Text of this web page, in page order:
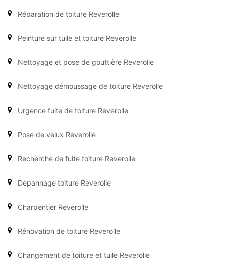
Réparation de toiture Reverolle
Peinture sur tuile et toiture Reverolle
Nettoyage et pose de gouttière Reverolle
Nettoyage démoussage de toiture Reverolle
Urgence fuite de toiture Reverolle
Pose de velux Reverolle
Recherche de fuite toiture Reverolle
Dépannage toiture Reverolle
Charpentier Reverolle
Rénovation de toiture Reverolle
Changement de toiture et tuile Reverolle